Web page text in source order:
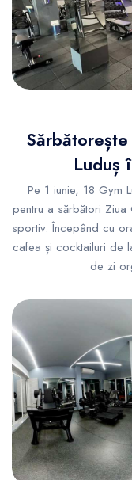
Luduș
Pe 1 iunie, 18 Gym
pentru a sărbători Ziua
sportiv. Începând cu
cafea și cocktailuri de
de zi